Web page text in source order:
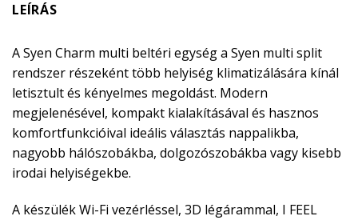
LEÍRÁS
A Syen Charm multi beltéri egység a Syen multi split
rendszer részeként több helyiség klimatizálására kínál
letisztult és kényelmes megoldást. Modern
megjelenésével, kompakt kialakításával és hasznos
komfortfunkcióival ideális választás nappalikba,
nagyobb hálószobákba, dolgozószobákba vagy kisebb
irodai helyiségekbe.
A készülék Wi-Fi vezérléssel, 3D légárammal, I FEEL